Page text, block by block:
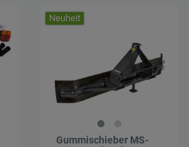
Neuheit
Gummischieber MS-